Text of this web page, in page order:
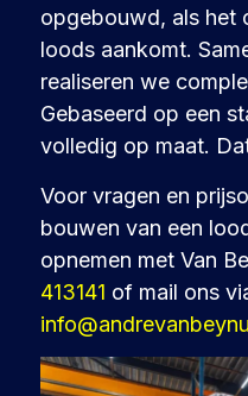
opgebouwd, als het
loods aankomt.
realiseren we
Gebaseerd op een
volledig op maat.
Voor vragen en
bouwen van een
opnemen met Van
413141 of mail ons